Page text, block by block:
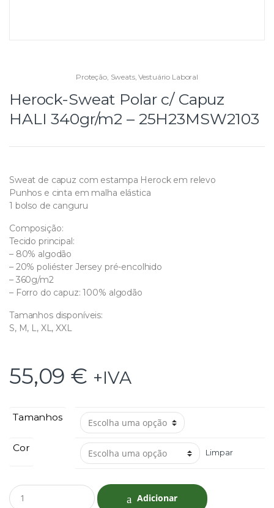
Proteção, Sweats,Vestuário Laboral
Herock-Sweat Polar c/ Capuz
HALI 340gr/m2 – 25H23MSW2103
Sweat de capuz com estampa Herock em relevo
Punhos e cinta em malha elástica
1 bolso de canguru
Composição:
Tecido principal:
– 80% algodão
– 20% poliéster Jersey pré-encolhido
– 360g/m2
– Forro do capuz: 100% algodão
Tamanhos disponíveis:
S, M, L, XL, XXL
55,09 € +IVA
Tamanhos
Cor Limpar
Q
u
Adicionar